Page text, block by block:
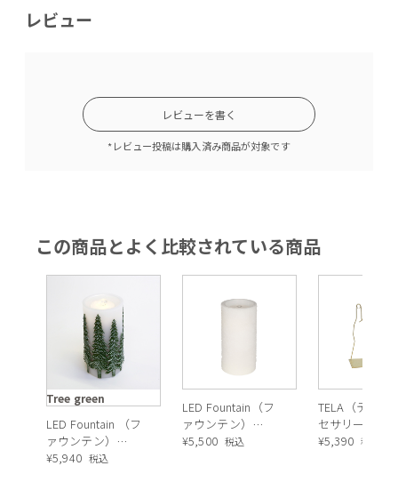
レビュー
レビューを書く
*レビュー投稿は購入済み商品が対象です
この商品とよく比較されている商品
Tree green
LED Fountain （フ
ァウンテン）
candle Tree
¥5,940 税込
LED Fountain（フ
ァウンテン）
candle（キャンド
¥5,500 税込
TELA（テラ）
セサリーホル
¥5,390 税込